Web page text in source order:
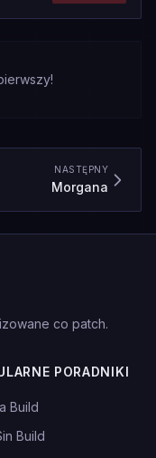
NASTĘPNY
Morgana
co patch.
PORADNIKI
Build
Build